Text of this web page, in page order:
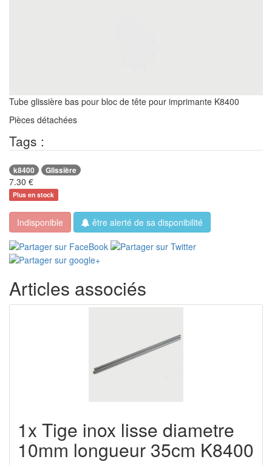
Tube glissière bas pour bloc de tête pour imprimante K8400
Pièces détachées
Tags :
k8400 Glissière
7.30 €
Plus en stock
Indisponible être alerté de sa disponibilité
Articles associés
1x Tige inox lisse diametre
10mm longueur 35cm K8400